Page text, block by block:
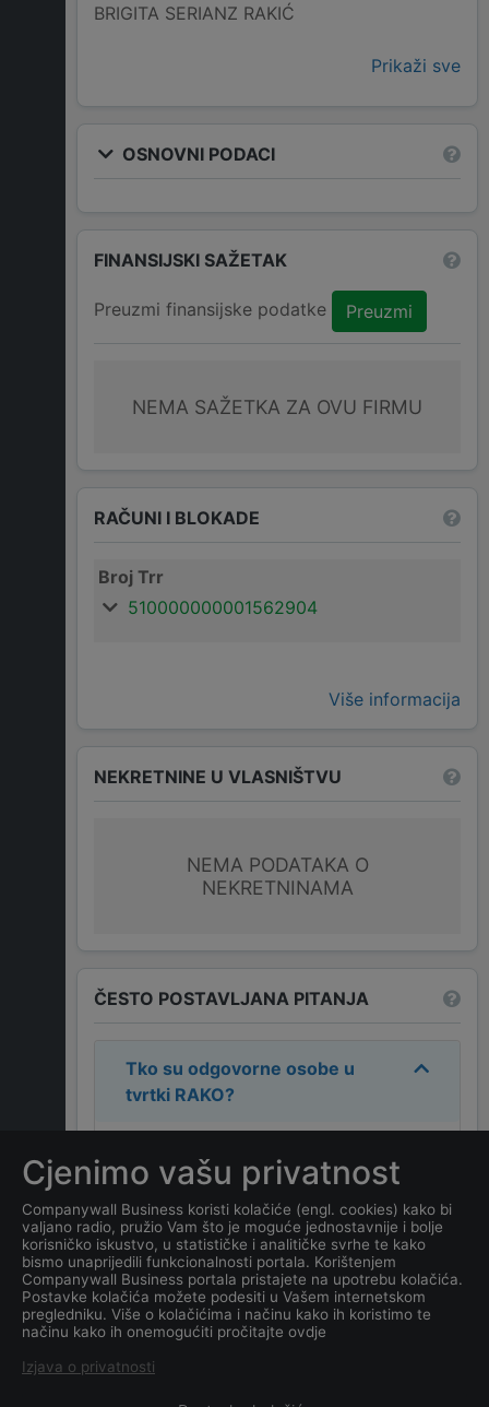
BRIGITA SERIANZ RAKIĆ
Prikaži sve
OSNOVNI PODACI
FINANSIJSKI SAŽETAK
Preuzmi finansijske podatke Preuzmi
NEMA SAŽETKA ZA OVU FIRMU
RAČUNI I BLOKADE
Broj Trr
510000000001562904
Više informacija
NEKRETNINE U VLASNIŠTVU
NEMA PODATAKA O
NEKRETNINAMA
ČESTO POSTAVLJANA PITANJA
Tko su odgovorne osobe u
tvrtki RAKO?
MIODRAG BULATOVIĆ,BRIGITA
SERIANZ RAKIĆ
Koja je adresa tvrtkeRAKO?
Koji je datum osnivanja
tvrtkeRAKO?
Cjenimo vašu privatnost
Companywall Business koristi kolačiće (engl. cookies) kako bi
valjano radio, pružio Vam što je moguće jednostavnije i bolje
korisničko iskustvo, u statističke i analitičke svrhe te kako
bismo unaprijedili funkcionalnosti portala. Korištenjem
Companywall Business portala pristajete na upotrebu kolačića.
Postavke kolačića možete podesiti u Vašem internetskom
pregledniku. Više o kolačićima i načinu kako ih koristimo te
načinu kako ih onemogućiti pročitajte ovdje
Izjava o privatnosti